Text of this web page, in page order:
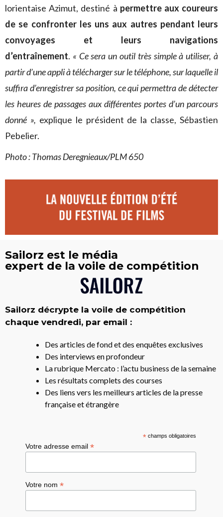
lorientaise Azimut, destiné à permettre aux coureurs
de se confronter les uns aux autres pendant leurs
convoyages et leurs navigations
d’entraînement. « Ce sera un outil très simple à utiliser, à
partir d’une appli à télécharger sur le téléphone, sur laquelle il
suffira d’enregistrer sa position, ce qui permettra de détecter
les heures de passages aux différentes portes d’un parcours
donné », explique le président de la classe, Sébastien
Pebelier.
Photo : Thomas Deregnieaux/PLM 650
Sailorz est le média
expert de la voile de compétition
Sailorz décrypte la voile de compétition
chaque vendredi, par email :
Des articles de fond et des enquêtes exclusives
Des interviews en profondeur
La rubrique Mercato : l’actu business de la semaine
Les résultats complets des courses
Des liens vers les meilleurs articles de la presse
française et étrangère
*champs obligatoires
Votre adresse email*
Votre nom*